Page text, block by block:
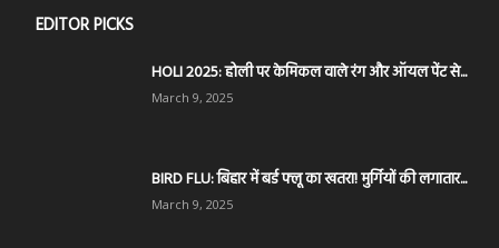
EDITOR PICKS
HOLI 2025: होली पर केमिकल वाले रंग और ऑयल पेंट से...
March 9, 2025
BIRD FLU: बिहार में बर्ड फ्लू का खतरा! मुर्गियों की लगातार...
March 9, 2025